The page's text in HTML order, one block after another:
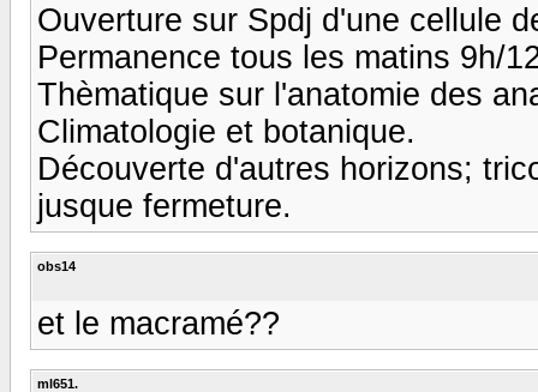
Ouverture sur Spdj d'une cellule
Permanence tous les matins 9h/
Thèmatique sur l'anatomie des
Climatologie et botanique.
Découverte d'autres horizons;
jusque fermeture.
obs14
et le macramé??
ml651.